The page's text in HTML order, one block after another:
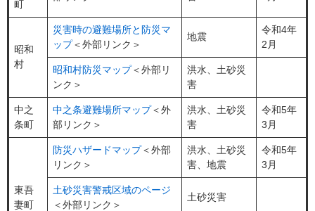
町
昭和
村
災害時の避難場所と防災マ
ップ＜外部リンク＞
地震
令和4年
2月
昭和村防災マップ＜外部リ
ンク＞
洪水、土砂災
害
中之
条町
中之条避難場所マップ＜外
部リンク＞
洪水、土砂災
害
令和5年
3月
東吾
妻町
防災ハザードマップ＜外部
リンク＞
洪水、土砂災
害、地震
令和5年
3月
土砂災害警戒区域のページ
＜外部リンク＞
土砂災害